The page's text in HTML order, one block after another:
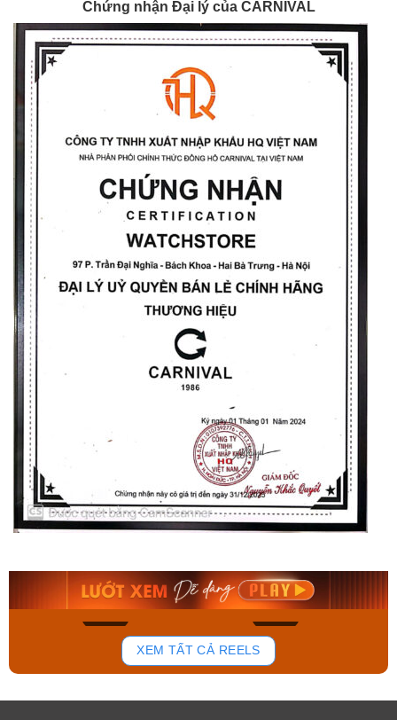
Chứng nhận Đại lý của CARNIVAL
136
Orient Nam RA-
Mua ngay
Casio Nam MTS-
Mua ngay
XEM TẤT CẢ REELS